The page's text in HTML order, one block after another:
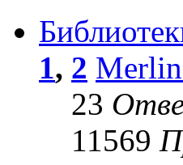
1, 2
23
11569